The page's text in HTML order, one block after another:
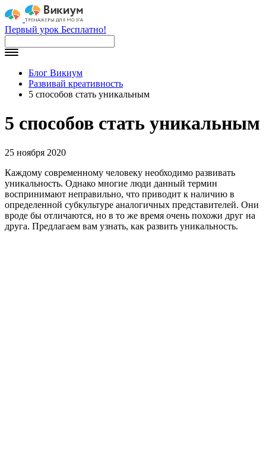
Первый урок Бесплатно!
Блог Викиум
Развивай креативность
5 способов стать уникальным
5 способов стать уникальным
25 ноября 2020
Каждому современному человеку необходимо развивать
уникальность. Однако многие люди данный термин
воспринимают неправильно, что приводит к наличию в
определенной субкультуре аналогичных представителей. Они
вроде бы отличаются, но в то же время очень похожи друг на
друга. Предлагаем вам узнать, как развить уникальность.